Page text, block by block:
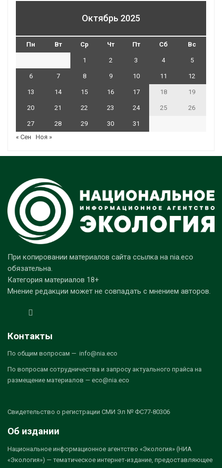
Октябрь 2025
Пн Вт Ср Чт Пт Сб Вс
1 2 3 4 5
6 7 8 9 10 11 12
13 14 15 16 17 18 19
20 21 22 23 24 25 26
27 28 29 30
31
« Сен
Ноя »
При копировании материалов сайта ссылка на nia.eco
обязательна.
Категория материалов 18+
Мнение редакции может не совпадать с мнением авторов.
Контакты
По общим вопросам — info@nia.eco
По вопросам сотрудничества и запросу актуального прайса на
размещение материалов — eco@nia.eco
Свидетельство о регистрации СМИ Эл № ФС77-80306
Об издании
Национальное информационное агентство «Экология» (НИА
«Экология») — тематическое интернет-издание, предоставляющее